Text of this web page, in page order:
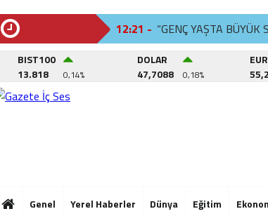
12:21 - “GENÇ YAŞTA
12:02 - BEYLİKDÜZÜ’NDE
12:26 - SANATLA YAŞAM
BIST100
13.818
0,14%
DOLAR
47,7088
0,18%
Genel Yerel Haberler Dünya Eğitim